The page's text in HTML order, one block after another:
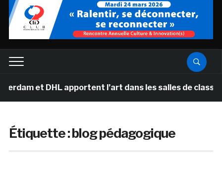
et DHL apportent l’art dans les salles de classe
Étiquette :blog pédagogique